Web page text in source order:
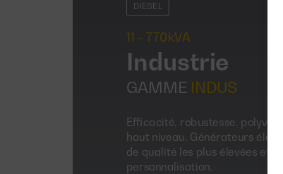
DIESEL
11 – 770kVA
Industrie
GAMME INDUS
Efficacité, robustesse,
haut niveau. Générateurs
de qualité les plus élevées et
personnalisation.